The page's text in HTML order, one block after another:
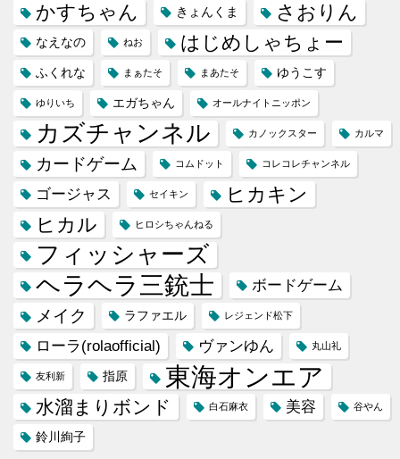
かすちゃん きょんくま さおりん
なえなの ねお はじめしゃちょー
ふくれな まぁたそ まあたそ ゆうこす
ゆりいち エガちゃん オールナイトニッポン
カズチャンネル カノックスター カルマ
カードゲーム コムドット コレコレチャンネル
ゴージャス セイキン
ヒカキン
ヒカル
ヒロシちゃんねる
フィッシャーズ
ヘラヘラ三銃士 ボードゲーム
メイク ラファエル レジェンド松下
ローラ(rolaofficial) ヴァンゆん 丸山礼
友利新 指原 東海オンエア
水溜まりボンド 白石麻衣 美容 谷やん
鈴川絢子